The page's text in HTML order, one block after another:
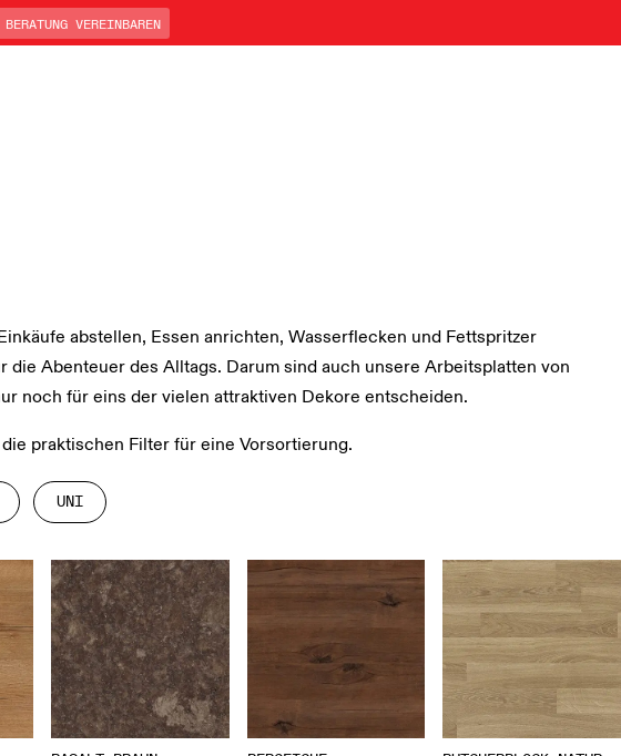
VEREINBAREN
abstellen, Essen anrichten, Wasserflecken und Fettspritzer
Abenteuer des Alltags. Darum sind auch unsere Arbeitsplatten von
noch für eins der vielen attraktiven Dekore entscheiden.
praktischen Filter für eine Vorsortierung.
UNI